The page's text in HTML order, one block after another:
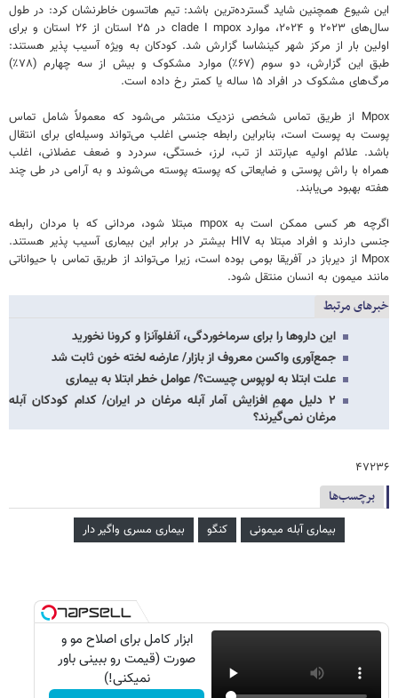
این شیوع همچنین شاید گسترده‌ترین باشد: تیم هاتسون خاطرنشان کرد: در طول
سال‌های ۲۰۲۳ و ۲۰۲۴، موارد clade I mpox در ۲۵ استان از ۲۶ استان و برای
اولین بار از مرکز شهر کینشاسا گزارش شد. کودکان به ویژه آسیب پذیر هستند:
طبق این گزارش، دو سوم (۶۷٪) موارد مشکوک و بیش از سه چهارم (۷۸٪)
مرگ‌های مشکوک در افراد ۱۵ ساله یا کمتر رخ داده است.
Mpox از طریق تماس شخصی نزدیک منتشر می‌شود که معمولاً شامل تماس
پوست به پوست است، بنابراین رابطه جنسی اغلب می‌تواند وسیله‌ای برای انتقال
باشد. علائم اولیه عبارتند از تب، لرز، خستگی، سردرد و ضعف عضلانی، اغلب
همراه با راش پوستی و ضایعاتی که پوسته پوسته می‌شوند و به آرامی در طی چند
هفته بهبود می‌یابند.
اگرچه هر کسی ممکن است به mpox مبتلا شود، مردانی که با مردان رابطه
جنسی دارند و افراد مبتلا به HIV بیشتر در برابر این بیماری آسیب پذیر هستند.
Mpox از دیرباز در آفریقا بومی بوده است، زیرا می‌تواند از طریق تماس با حیواناتی
مانند میمون به انسان منتقل شود.
خبرهای مرتبط
این داروها را برای سرماخوردگی، آنفلوآنزا و کرونا نخورید
جمع‌آوری واکسن معروف از بازار/ عارضه لخته خون ثابت شد
علت ابتلا به لوپوس چیست؟/ عوامل خطر ابتلا به بیماری
۲ دلیل مهمِ افزایش آمار آبله‌ مرغان در ایران/ کدام کودکان آبله
مرغان نمی‌گیرند؟
۴۷۲۳۶
برچسب‌ها
بیماری آبله میمونی کنگو بیماری مسری واگیر دار
ابزار کامل برای اصلاح مو و
صورت (قیمت رو ببینی باور
نمیکنی!)